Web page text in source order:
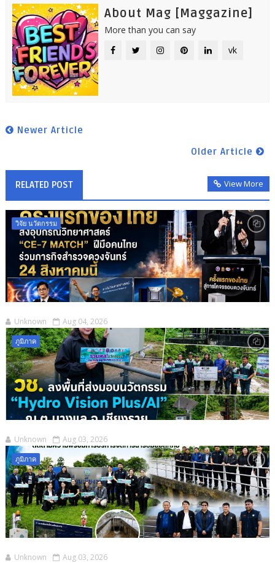
About Mag [Maggazine]
More than you can say
vk
Newer Article
Older Article
RELATED POST View More
วิจัย นวัตกรรม
Unknown Aug 04, 2026
ภูมิภาค
Unknown Aug 03, 2026
ภูมิภาค
Unknown Aug 03, 2026